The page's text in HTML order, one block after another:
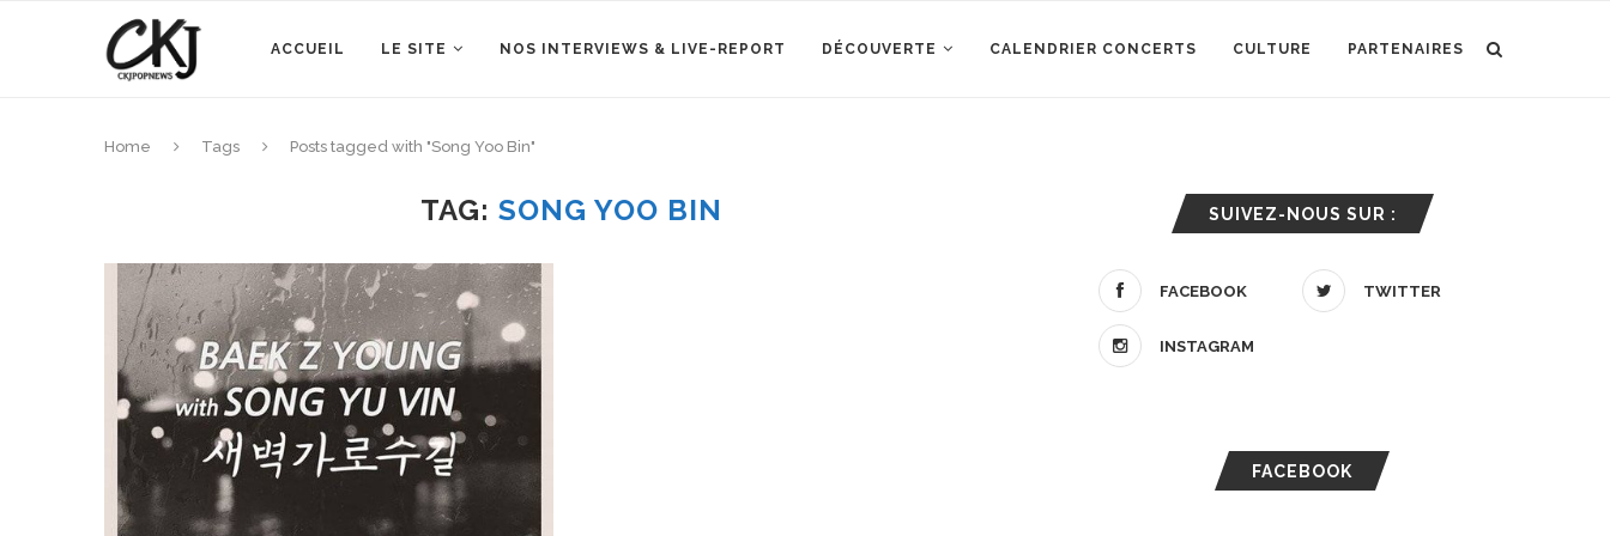
ACCUEIL LE SITE NOS INTERVIEWS & LIVE-REPORT DÉCOUVERTE CALENDRIER CONCERTS CULTURE PARTENAIRES
Home Tags Posts tagged with "Song Yoo Bin"
TAG: SONG YOO BIN SUIVEZ-NOUS SUR :
FACEBOOK TWITTER
INSTAGRAM
FACEBOOK